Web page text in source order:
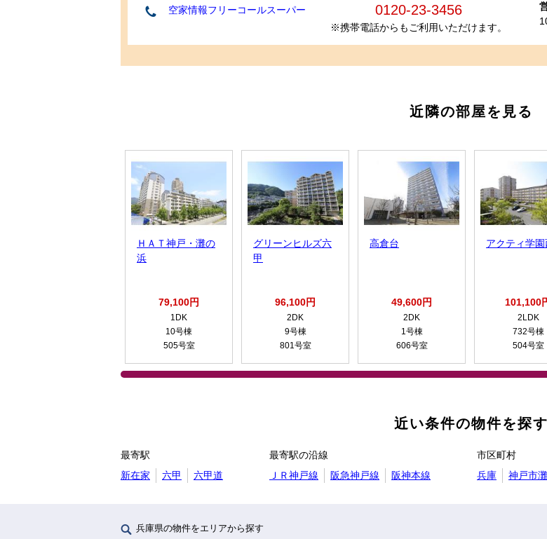
空家情報フリーコールスーパー 0120-23-3456
※携帯電話からもご利用いただけます。
近隣の部屋を見る
ＨＡＴ神戸・灘の
浜
79,100円
1DK
10号棟
505号室
グリーンヒルズ六
甲
96,100円
2DK
9号棟
801号室
高倉台
49,600円
2DK
1号棟
606号室
アクティ学
101,100
2LDK
732号棟
504号室
近い条件の物件を探す
最寄駅
新在家
六甲 六甲道
最寄駅の沿線
ＪＲ神戸線
阪急神戸線 阪神本線
市区町村
兵庫
神戸市
兵庫県の物件をエリアから探す